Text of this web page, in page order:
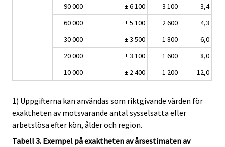
90 000
± 6 100 3 100
3,4
60 000
± 5 100 2 600
4,3
30 000
± 3 500 1 800
6,0
20 000
± 3 100 1 600
8,0
10 000
± 2 400 1 200 12,0
1) Uppgifterna kan användas som riktgivande värden för
exaktheten av motsvarande antal sysselsatta eller
arbetslösa efter kön, ålder och region.
Tabell 3. Exempel på exaktheten av årsestimaten av